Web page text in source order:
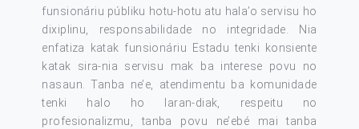
funsionáriu públiku hotu-hotu atu hala’o servisu ho
dixiplinu, responsabilidade no integridade. Nia
enfatiza katak funsionáriu Estadu tenki konsiente
katak sira-nia servisu mak ba interese povu no
nasaun. Tanba ne’e, atendimentu ba komunidade
tenki halo ho laran-diak, respeitu no
profesionalizmu, tanba povu ne’ebé mai tanba